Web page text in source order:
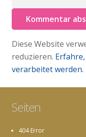
Kommentar
Diese Website
reduzieren.
verarbeitet werden.
Seiten
404 Error